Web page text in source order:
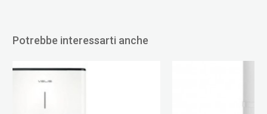
Potrebbe interessarti anche